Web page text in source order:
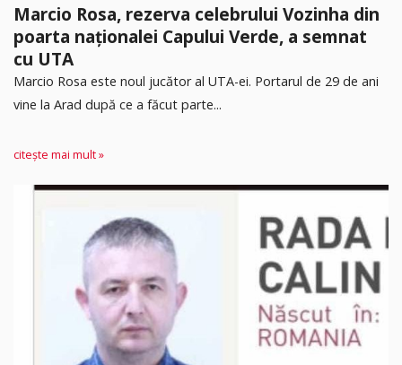
Marcio Rosa, rezerva celebrului Vozinha din
poarta naționalei Capului Verde, a semnat
cu UTA
Marcio Rosa este noul jucător al UTA-ei. Portarul de 29 de ani
vine la Arad după ce a făcut parte...
citește mai mult »